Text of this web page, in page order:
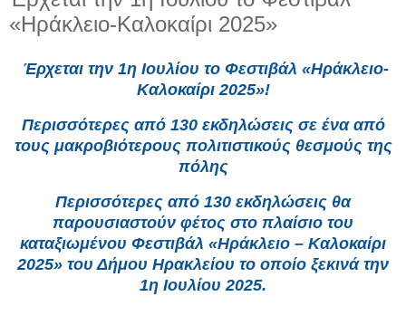
«Ηράκλειο-Καλοκαίρι 2025»
Έρχεται την 1η Ιουλίου το Φεστιβάλ «Ηράκλειο-
Καλοκαίρι 2025»!
Περισσότερες από 130 εκδηλώσεις σε ένα από
τους μακροβιότερους πολιτιστικούς θεσμούς της
πόλης
Περισσότερες από 130 εκδηλώσεις θα
παρουσιαστούν φέτος στο πλαίσιο του
καταξιωμένου Φεστιβάλ «Ηράκλειο – Καλοκαίρι
2025» του Δήμου Ηρακλείου το οποίο ξεκινά την
1η Ιουλίου 2025.